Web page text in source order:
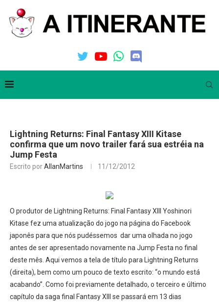
Lightning Returns: Final Fantasy XIII Kitase
confirma que um novo trailer fará sua estréia na
Jump Festa
Escrito porAllanMartins 11/12/2012
O produtor de Lightning Returns: Final Fantasy XIII Yoshinori
Kitase fez uma atualização do jogo na página do Facebook
japonês para que nós pudéssemos dar uma olhada no jogo
antes de ser apresentado novamente na Jump Festa no final
deste mês. Aqui vemos a tela de título para Lightning Returns
(direita), bem como um pouco de texto escrito: “o mundo está
acabando”. Como foi previamente detalhado, o terceiro e último
capítulo da saga final Fantasy XIII se passará em 13 dias